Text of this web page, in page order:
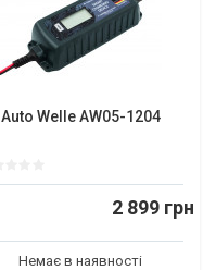
Auto Welle AW05-1204
2 899 грн
Немає в наявності